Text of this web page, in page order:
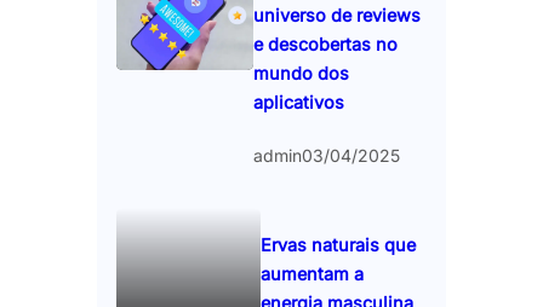
universo de reviews
e descobertas no
mundo dos
aplicativos
admin03/04/2025
Ervas naturais que
aumentam a
energia masculina